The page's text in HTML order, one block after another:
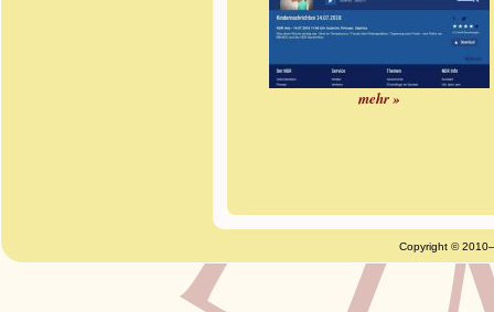
mehr »
Copyright ©